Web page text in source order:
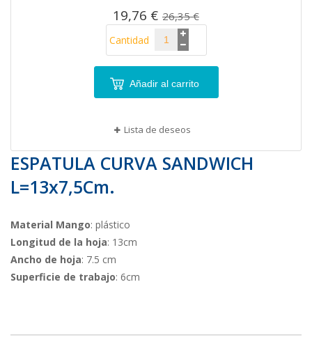
19,76 € 26,35 €
Cantidad
Añadir al carrito
Lista de deseos
ESPATULA CURVA SANDWICH
L=13x7,5Cm.
Material Mango: plástico
Longitud de la hoja: 13cm
Ancho de hoja: 7.5 cm
Superficie de trabajo: 6cm